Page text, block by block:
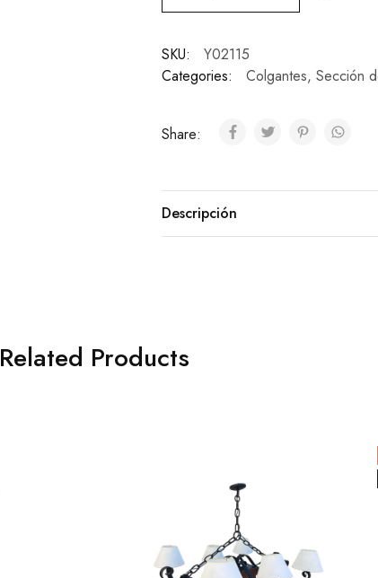
SKU:
Y02115
Categories:
Colgantes, Sección
Share:
Descripción
Related Products